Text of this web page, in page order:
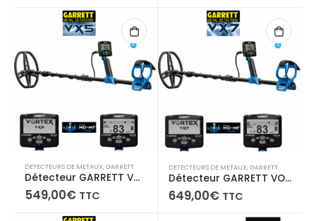
initial
était :
439,00€.
est :
399,00€.
initial
était :
539,00€.
est :
DETECTEURS DE METAUX,GARRETT
Détecteur GARRETT VORTEX VX5
549,00€ TTC
DETECTEURS DE METAUX,GARRETT
Détecteur GARRETT VORTEX VX7
649,00€ TTC